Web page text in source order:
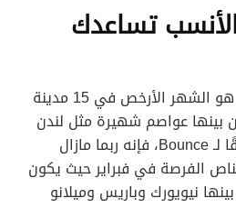
تساعدك
وأكدت الدراسة أن يناير هو الشهر الأرخص في 15 مدينة
بينها عواصم شهيرة مثل لندن
وأمستردام وبرلين. ووفقًا لـ Bounce، فإنه ربما مازال
الفرصة في فبراير حيث يكون
دولة من بينها نيويورك وباريس وميلانو